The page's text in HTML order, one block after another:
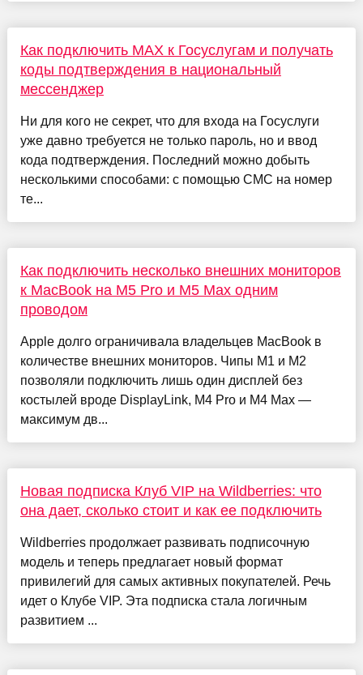
Как подключить MAX к Госуслугам и получать
коды подтверждения в национальный
мессенджер
Ни для кого не секрет, что для входа на Госуслуги
уже давно требуется не только пароль, но и ввод
кода подтверждения. Последний можно добыть
несколькими способами: с помощью СМС на номер
те...
Как подключить несколько внешних мониторов
к MacBook на M5 Pro и M5 Max одним
проводом
Apple долго ограничивала владельцев MacBook в
количестве внешних мониторов. Чипы M1 и M2
позволяли подключить лишь один дисплей без
костылей вроде DisplayLink, M4 Pro и M4 Max —
максимум дв...
Новая подписка Клуб VIP на Wildberries: что
она дает, сколько стоит и как ее подключить
Wildberries продолжает развивать подписочную
модель и теперь предлагает новый формат
привилегий для самых активных покупателей. Речь
идет о Клубе VIP. Эта подписка стала логичным
развитием ...